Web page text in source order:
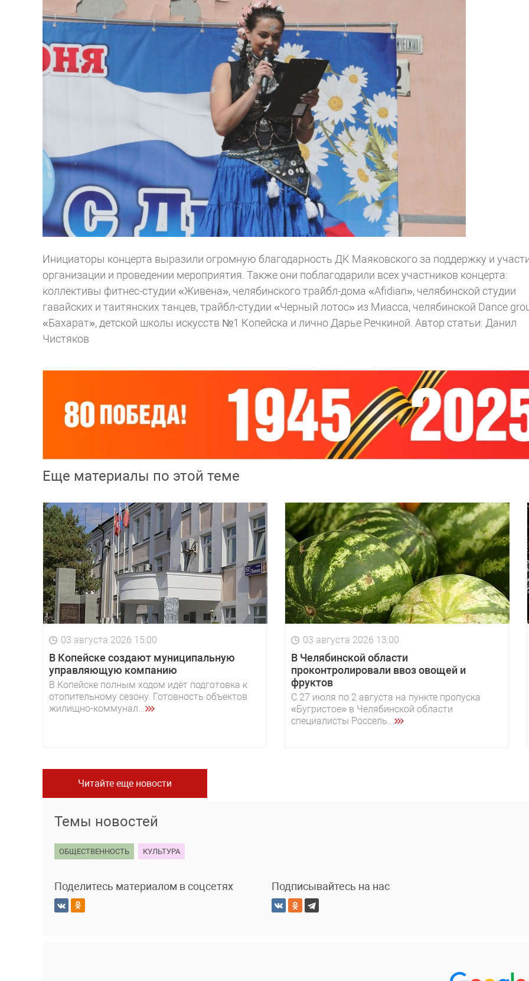
Инициаторы концерта выразили огромную благодарность ДК Маяковского за поддержку и
организации и проведении мероприятия. Также они поблагодарили всех участников концерта:
коллективы фитнес-студии «Живена», челябинского трайбл-дома «Afidian», челябинской студии
гавайских и таитянских танцев, трайбл-студии «Черный лотос» из Миасса, челябинской Dance
«Бахарат», детской школы искусств №1 Копейска и лично Дарье Речкиной. Автор статьи: Данил
Чистяков
Еще материалы по этой теме
03 августа 2026 15:00
В Копейске создают муниципальную
управляющую компанию
В Копейске полным ходом идёт подготовка к
отопительному сезону. Готовность объектов
жилищно-коммунал...
03 августа 2026 13:00
В Челябинской области
проконтролировали ввоз овощей и
фруктов
С 27 июля по 2 августа на пункте пропуска
«Бугристое» в Челябинской области
специалисты Россель...
Читайте еще новости
Темы новостей
ОБЩЕСТВЕННОСТЬ КУЛЬТУРА
Поделитесь материалом в соцсетях Подписывайтесь на нас